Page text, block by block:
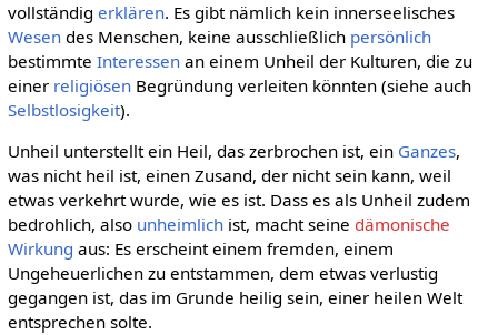
vollständig erklären. Es gibt nämlich kein innerseelisches
Wesendes Menschen, keine ausschließlich persönlich
bestimmte Interessenan einem Unheil der Kulturen, die zu
einer religiösenBegründung verleiten könnten (siehe auch
Selbstlosigkeit).
Unheil unterstellt ein Heil, das zerbrochen ist, ein Ganzes,
was nicht heil ist, einen Zusand, der nicht sein kann, weil
etwas verkehrt wurde, wie es ist. Dass es als Unheil zudem
bedrohlich, also unheimlichist, macht seine dämonische
Wirkung aus: Es erscheint einem fremden, einem
Ungeheuerlichen zu entstammen, dem etwas verlustig
gegangen ist, das im Grunde heilig sein, einer heilen Welt
entsprechen solte.